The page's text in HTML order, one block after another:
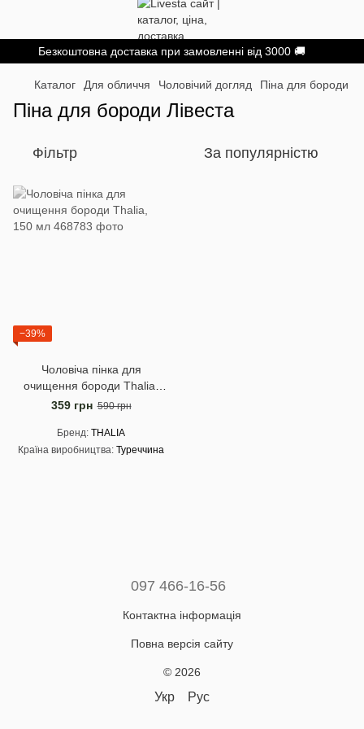
Безкоштовна доставка при замовленні від 3000 🚚
Каталог Для обличчя Чоловічий догляд Піна для бороди
Піна для бороди Лівеста
Фільтр За популярністю
−39%
Чоловіча пінка для
очищення бороди Thalia,
150 мл
359 грн 590 грн
Бренд THALIA
Країна виробництва Туреччина
097 466-16-56
Контактна інформація
Повна версія сайту
© 2026
Укр Рус